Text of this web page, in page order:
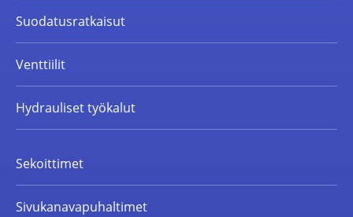
Suodatusratkaisut
Venttiilit
Hydrauliset työkalut
Sekoittimet
Sivukanavapuhaltimet